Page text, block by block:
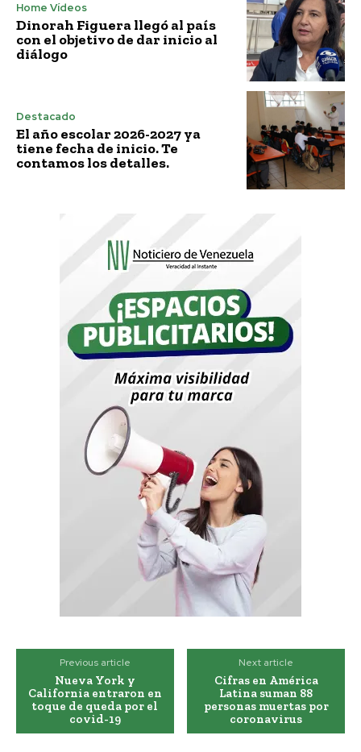
Home Vídeos
Dinorah Figuera llegó al país
con el objetivo de dar inicio al
diálogo
Destacado
El año escolar 2026-2027 ya
tiene fecha de inicio. Te
contamos los detalles.
Previous article
Nueva York y
California entraron en
toque de queda por el
covid-19
Next article
Cifras en América
Latina suman 88
personas muertas por
coronavirus